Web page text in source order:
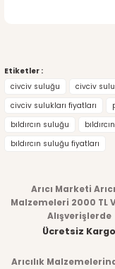
Etiketler :
civciv suluğu
civciv
civciv sulukları fiyatları
bıldırcın suluğu
bıldırcın suluğu fiyatları
Arıcı Marketi
Malzemeleri 2000 TL
Alışverişlerde
Ücretsiz Kargo
Arıcılık